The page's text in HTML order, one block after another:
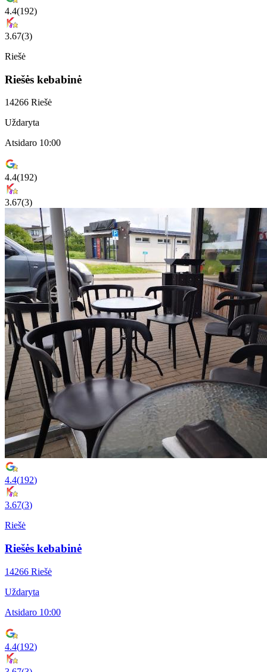
4.4(192)
3.67(3)
Riešė
Riešės kebabinė
14266 Riešė
Uždaryta
Atsidaro 10:00
4.4(192)
3.67(3)
4.4(192)
3.67(3)
Riešė
Riešės kebabinė
14266 Riešė
Uždaryta
Atsidaro 10:00
4.4(192)